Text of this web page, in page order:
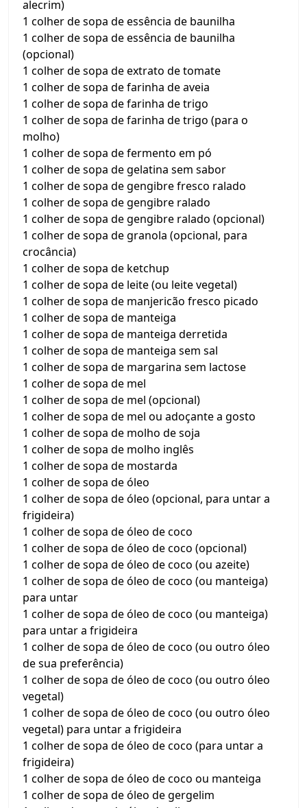
alecrim)
1 colher de sopa de essência de baunilha
1 colher de sopa de essência de baunilha
(opcional)
1 colher de sopa de extrato de tomate
1 colher de sopa de farinha de aveia
1 colher de sopa de farinha de trigo
1 colher de sopa de farinha de trigo (para o
molho)
1 colher de sopa de fermento em pó
1 colher de sopa de gelatina sem sabor
1 colher de sopa de gengibre fresco ralado
1 colher de sopa de gengibre ralado
1 colher de sopa de gengibre ralado (opcional)
1 colher de sopa de granola (opcional, para
crocância)
1 colher de sopa de ketchup
1 colher de sopa de leite (ou leite vegetal)
1 colher de sopa de manjericão fresco picado
1 colher de sopa de manteiga
1 colher de sopa de manteiga derretida
1 colher de sopa de manteiga sem sal
1 colher de sopa de margarina sem lactose
1 colher de sopa de mel
1 colher de sopa de mel (opcional)
1 colher de sopa de mel ou adoçante a gosto
1 colher de sopa de molho de soja
1 colher de sopa de molho inglês
1 colher de sopa de mostarda
1 colher de sopa de óleo
1 colher de sopa de óleo (opcional, para untar a
frigideira)
1 colher de sopa de óleo de coco
1 colher de sopa de óleo de coco (opcional)
1 colher de sopa de óleo de coco (ou azeite)
1 colher de sopa de óleo de coco (ou manteiga)
para untar
1 colher de sopa de óleo de coco (ou manteiga)
para untar a frigideira
1 colher de sopa de óleo de coco (ou outro óleo
de sua preferência)
1 colher de sopa de óleo de coco (ou outro óleo
vegetal)
1 colher de sopa de óleo de coco (ou outro óleo
vegetal) para untar a frigideira
1 colher de sopa de óleo de coco (para untar a
frigideira)
1 colher de sopa de óleo de coco ou manteiga
1 colher de sopa de óleo de gergelim